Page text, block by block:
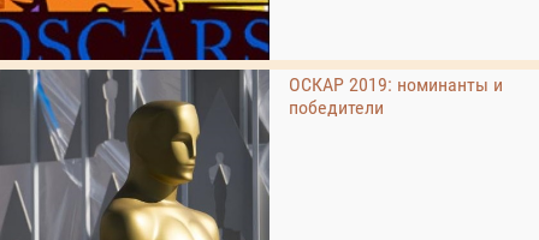
ОСКАР 2019: номинанты и
победители